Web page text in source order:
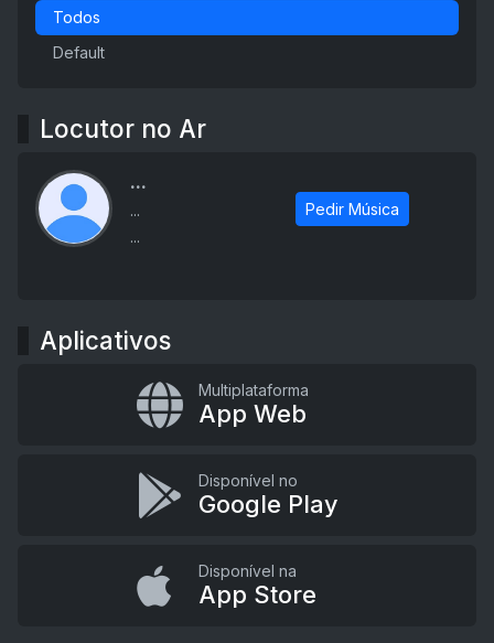
Todos
Default
Locutor no Ar
...
...
...
Pedir Música
Aplicativos
Multiplataforma
App Web
Disponível no
Google Play
Disponível na
App Store